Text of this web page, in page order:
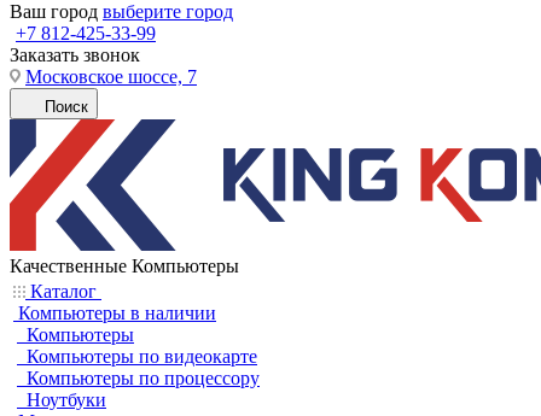
Ваш город выберите город
+7 812-425-33-99
Заказать звонок
Московское шоссе, 7
Поиск
Качественные Компьютеры
Каталог
Компьютеры в наличии
Компьютеры
Компьютеры по видеокарте
Компьютеры по процессору
Ноутбуки